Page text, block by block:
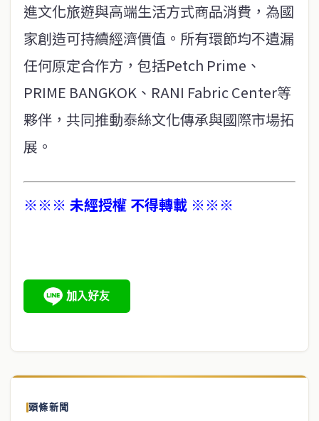
進文化旅遊與高端生活方式商品消費，為國
家創造可持續經濟價值。所有環節均不遺漏
任何原定合作方，包括Petch Prime、
PRIME BANGKOK、RANI Fabric Center等
夥伴，共同推動泰絲文化傳承與國際市場拓
展。
※※※ 未經授權 不得轉載 ※※※
頭條新聞